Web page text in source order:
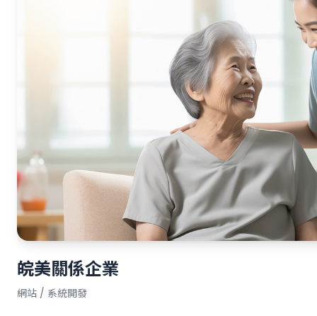
皖美關係企業
網站 / 系統開發